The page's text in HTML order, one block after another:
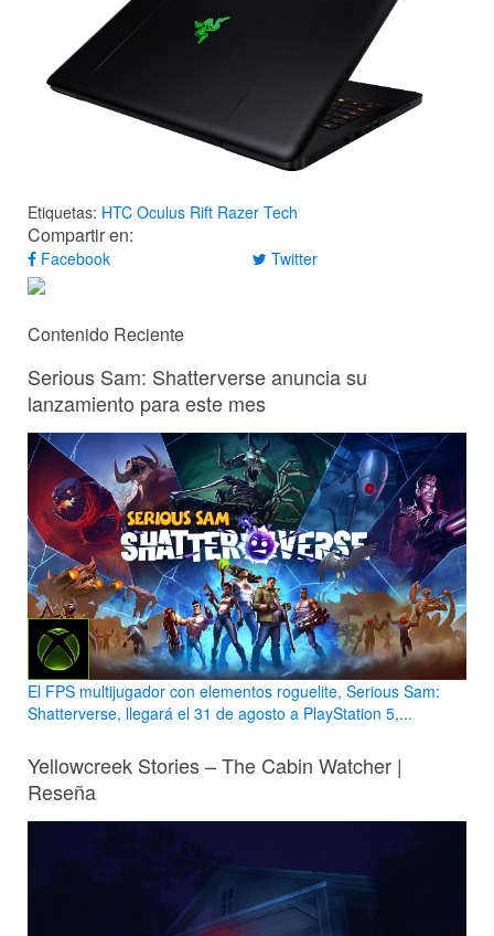
Etiquetas: HTC Oculus Rift Razer Tech
Compartir en:
Facebook Twitter
Contenido Reciente
Serious Sam: Shatterverse anuncia su
lanzamiento para este mes
El FPS multijugador con elementos roguelite, Serious Sam:
Shatterverse, llegará el 31 de agosto a PlayStation 5,...
Yellowcreek Stories – The Cabin Watcher |
Reseña